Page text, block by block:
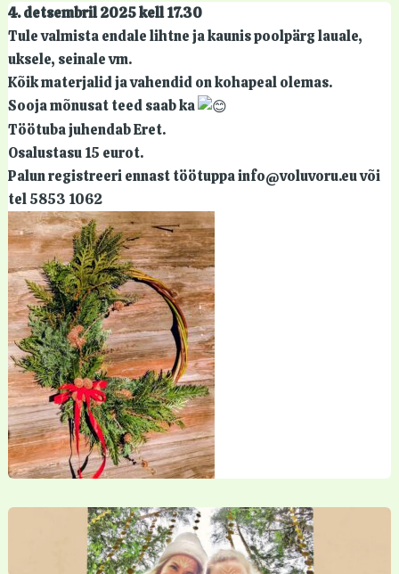
4. detsembril 2025 kell 17.30
Tule valmista endale lihtne ja kaunis poolpärg lauale,
uksele, seinale vm.
Kõik materjalid ja vahendid on kohapeal olemas.
Sooja mõnusat teed saab ka
Töötuba juhendab Eret.
Osalustasu 15 eurot.
Palun registreeri ennast töötuppa info@voluvoru.eu või
tel 5853 1062